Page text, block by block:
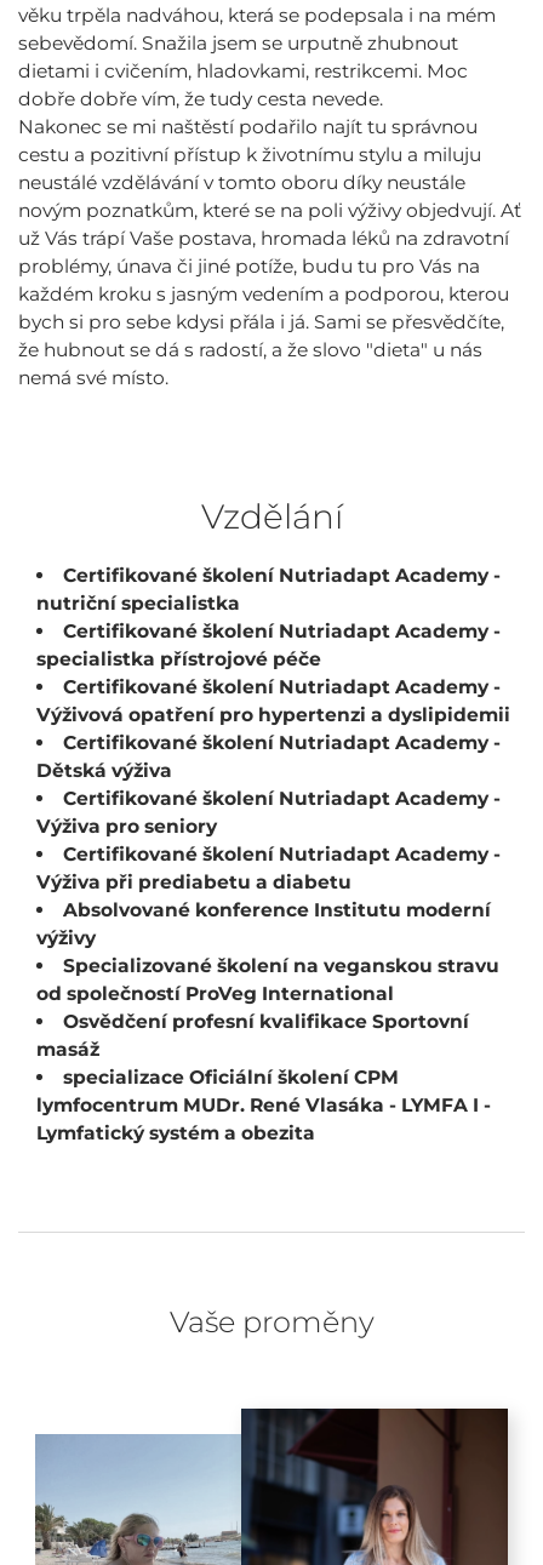
věku trpěla nadváhou, která se podepsala i na mém
sebevědomí. Snažila jsem se urputně zhubnout
dietami i cvičením, hladovkami, restrikcemi. Moc
dobře dobře vím, že tudy cesta nevede.
Nakonec se mi naštěstí podařilo najít tu správnou
cestu a pozitivní přístup k životnímu stylu a miluju
neustálé vzdělávání v tomto oboru díky neustále
novým poznatkům, které se na poli výživy objedvují. Ať
už Vás trápí Vaše postava, hromada léků na zdravotní
problémy, únava či jiné potíže, budu tu pro Vás na
každém kroku s jasným vedením a podporou, kterou
bych si pro sebe kdysi přála i já. Sami se přesvědčíte,
že hubnout se dá s radostí, a že slovo "dieta" u nás
nemá své místo.
Vzdělání
Certifikované školení Nutriadapt Academy -
nutriční specialistka
Certifikované školení Nutriadapt Academy -
specialistka přístrojové péče
Certifikované školení Nutriadapt Academy -
Výživová opatření pro hypertenzi a dyslipidemii
Certifikované školení Nutriadapt Academy -
Dětská výživa
Certifikované školení Nutriadapt Academy -
Výživa pro seniory
Certifikované školení Nutriadapt Academy -
Výživa při prediabetu a diabetu
Absolvované konference Institutu moderní
výživy
Specializované školení na veganskou stravu
od společností ProVeg International
Osvědčení profesní kvalifikace Sportovní
masáž
specializace Oficiální školení CPM
lymfocentrum MUDr. René Vlasáka - LYMFA I -
Lymfatický systém a obezita
Vaše proměny